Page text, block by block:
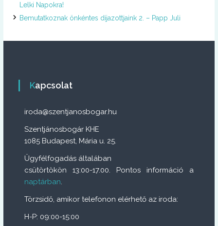
Lelki Napokra!
Bemutatkoznak önkéntes díjazottjaink 2. – Papp Juli
Kapcsolat
iroda@szentjanosbogar.hu
Szentjánosbogár KHE
1085 Budapest, Mária u. 25.
Ügyfélfogadás általában
csütörtökön 13:00-17.00. Pontos információ a
naptárban.
Törzsidő, amikor telefonon elérhető az iroda:
H-P: 09:00-15:00